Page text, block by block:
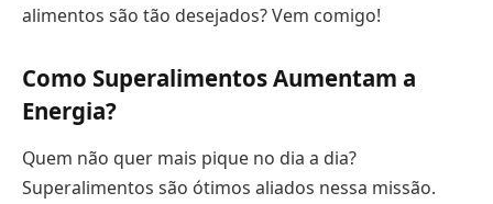
alimentos são tão desejados? Vem comigo!
Como Superalimentos Aumentam a
Energia?
Quem não quer mais pique no dia a dia?
Superalimentos são ótimos aliados nessa missão.